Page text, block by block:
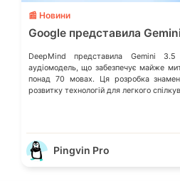
📰 Новини
Google представила
DeepMind представила Gemini
аудіомодель, що забезпечує майже
понад 70 мовах. Ця розробка
розвитку технологій для легкого
Pingvin Pro